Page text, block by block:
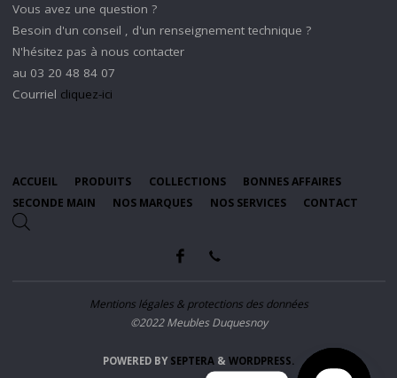
Vous avez une question ?
Besoin d'un conseil , d'un renseignement technique ?
N'hésitez pas à nous contacter
au 03 20 48 84 07
Courriel cliquez-ici
ACCUEIL PRODUITS COLLECTIONS
BONNES AFFAIRES
SECONDE MAIN
NOS MARQUES NOS SERVICES CONTACT
Mentions légales & protections des données
©2022 Meubles Duquesnoy
POWERED BYSEPTERA & WORDPRESS.